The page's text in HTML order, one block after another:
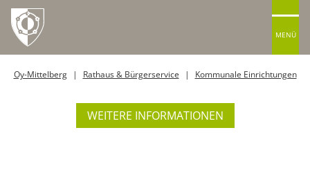
MENÜ
Oy-Mittelberg Rathaus & Bürgerservice Kommunale Einrichtungen
WEITERE INFORMATIONEN